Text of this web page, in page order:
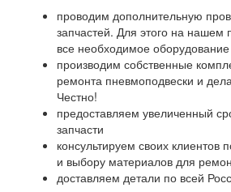
проводим дополнительную
запчастей. Для этого на нашем
все необходимое
производим собственные
ремонта пневмоподвески и
Честно!
предоставляем увеличенный
запчасти
консультируем своих клиентов
и выбору материалов для
доставляем детали по всей